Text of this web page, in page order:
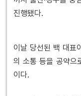
진행됐다.
이날 당선된 백 대표
의 소통 등을 공약으
이다.